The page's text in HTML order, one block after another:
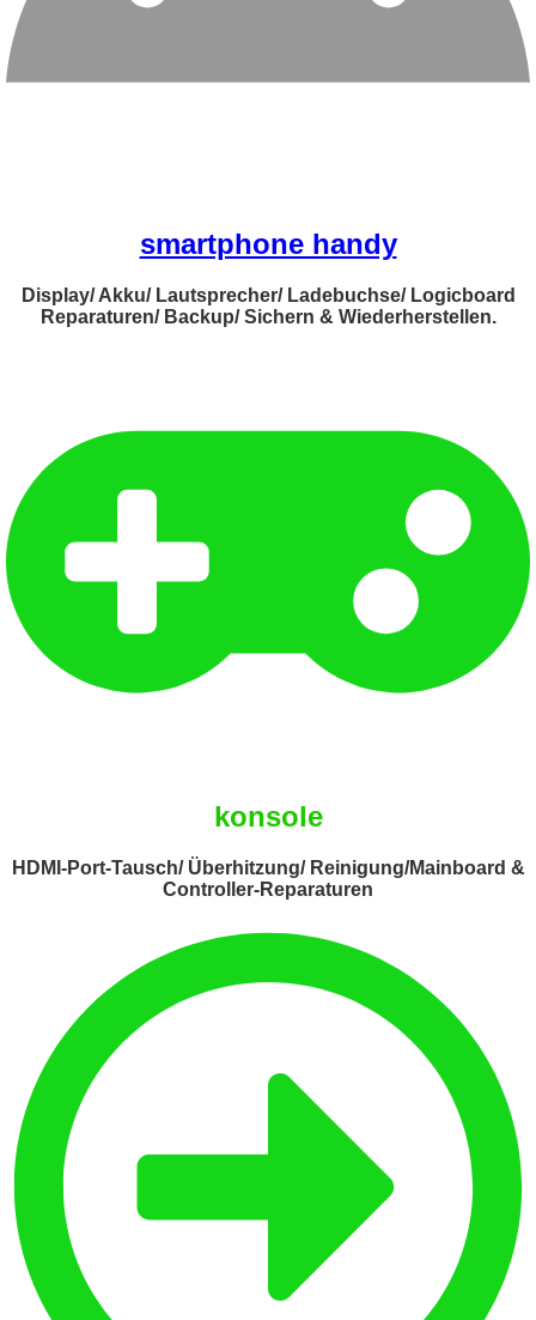
smartphone handy
Display/ Akku/ Lautsprecher/ Ladebuchse/ Logicboard
Reparaturen/ Backup/ Sichern & Wiederherstellen.
konsole
HDMI-Port-Tausch/ Überhitzung/ Reinigung/Mainboard &
Controller-Reparaturen